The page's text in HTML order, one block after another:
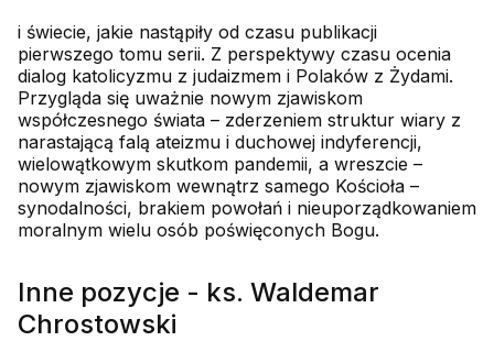
i świecie, jakie nastąpiły od czasu publikacji
pierwszego tomu serii. Z perspektywy czasu ocenia
dialog katolicyzmu z judaizmem i Polaków z Żydami.
Przygląda się uważnie nowym zjawiskom
współczesnego świata – zderzeniem struktur wiary z
narastającą falą ateizmu i duchowej indyferencji,
wielowątkowym skutkom pandemii, a wreszcie –
nowym zjawiskom wewnątrz samego Kościoła –
synodalności, brakiem powołań i nieuporządkowaniem
moralnym wielu osób poświęconych Bogu.
Inne pozycje - ks. Waldemar
Chrostowski